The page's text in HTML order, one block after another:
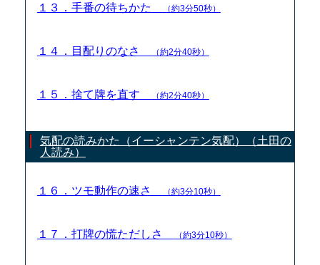
１３．手番の待ちかた （約3分50秒）
１４．目配りのなさ （約2分40秒）
１５．捨て牌を直す （約2分40秒）
気配の読みかた（イーシャンテン気配）（土田の
人読み）
１６．ツモ動作の速さ （約3分10秒）
１７．打牌の慌ただしさ （約3分10秒）